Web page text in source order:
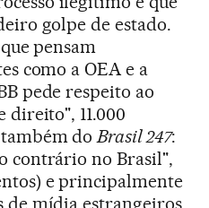
golpe de estado.
pensam
como a OEA e a
pede respeito ao
direito", 11.000
doBrasil 247:
contrário no Brasil",
e principalmente
de mídia estrangeiros